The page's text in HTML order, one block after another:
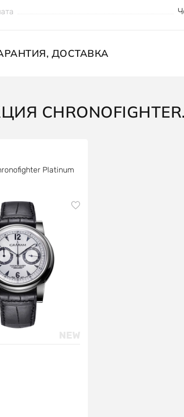
ДОСТАВКА
CHRONOFIGHTER.
Platinum